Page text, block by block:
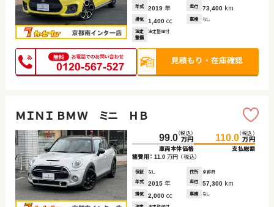
年式
2019 年 走行 73,400 km
排気 1,400 cc 車検 なし
法定
整備
法定整備付
ＭＩＮＩ ＢＭＷ ミニ ＨＢ
99.0（税込）
万円
車両本体価格
110.0（税込）
万円
支払総額
諸費用： 11.0 万円 （税込）
保証 なし 住所
京都府
年式
2015 年 走行 57,300 km
排気 2,000 cc 車検 なし